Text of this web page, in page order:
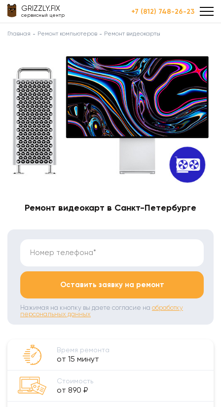
GRIZZLY.FIX
сервисный центр +7 (812) 748-26-23
Главная Ремонт компьютеров Ремонт видеокарты
Ремонт видеокарт в Санкт-Петербурге
Номер телефона*
Оставить заявку на ремонт
Нажимая на кнопку вы даете согласие на обработку
персональных данных
Время ремонта
от 15 минут
Стоимость
от 890 ₽